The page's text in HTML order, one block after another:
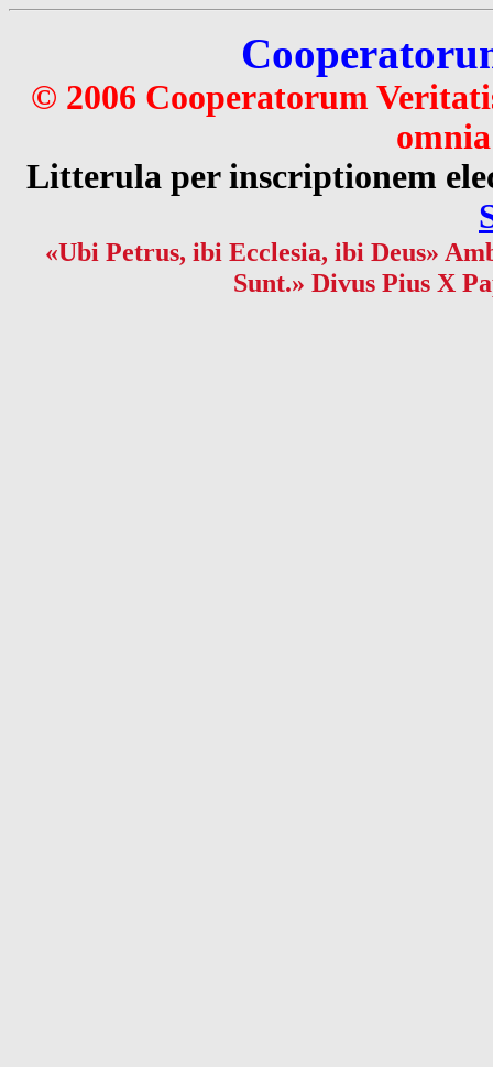
© 2006 Cooperatorum
Litterula per inscriptionem
«Ubi Petrus, ibi Ecclesia, ibi Deus»
Sunt.» Divus Pius X